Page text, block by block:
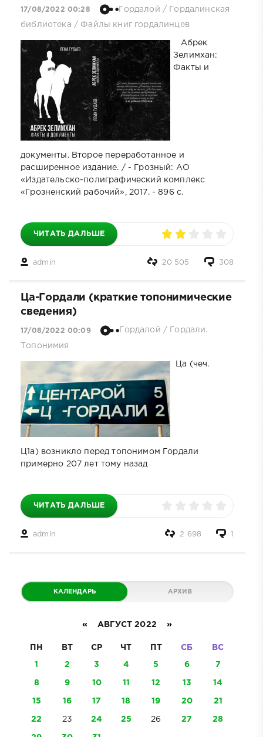
17/08/2022 00:28 Гордалой / Гордалинская
библиотека / Файлы книг гордалинцев
Абрек
Зелимхан:
Факты и
документы. Второе переработанное и
расширенное издание. / - Грозный: АО
«Издательско-полиграфический комплекс
«Грозненский рабочий», 2017. - 896 с.
ЧИТАТЬ ДАЛЬШЕ
admin 308
20 505
Ца-Гордали (краткие топонимические
сведения)
17/08/2022 00:09 Гордалой / Гордали.
Топонимия
Ца (чеч.
Ц1а) возникло перед топонимом Гордали
примерно 207 лет тому назад
ЧИТАТЬ ДАЛЬШЕ
admin 1
2 698
КАЛЕНДАРЬ АРХИВ
« АВГУСТ 2022 »
ПН ВТ СР ЧТ ПТ СБ ВС
1 2 3 4 5 6 7
8 9 10 11 12 13 14
15 16 17 18 19 20 21
22 23 24 25 26 27 28